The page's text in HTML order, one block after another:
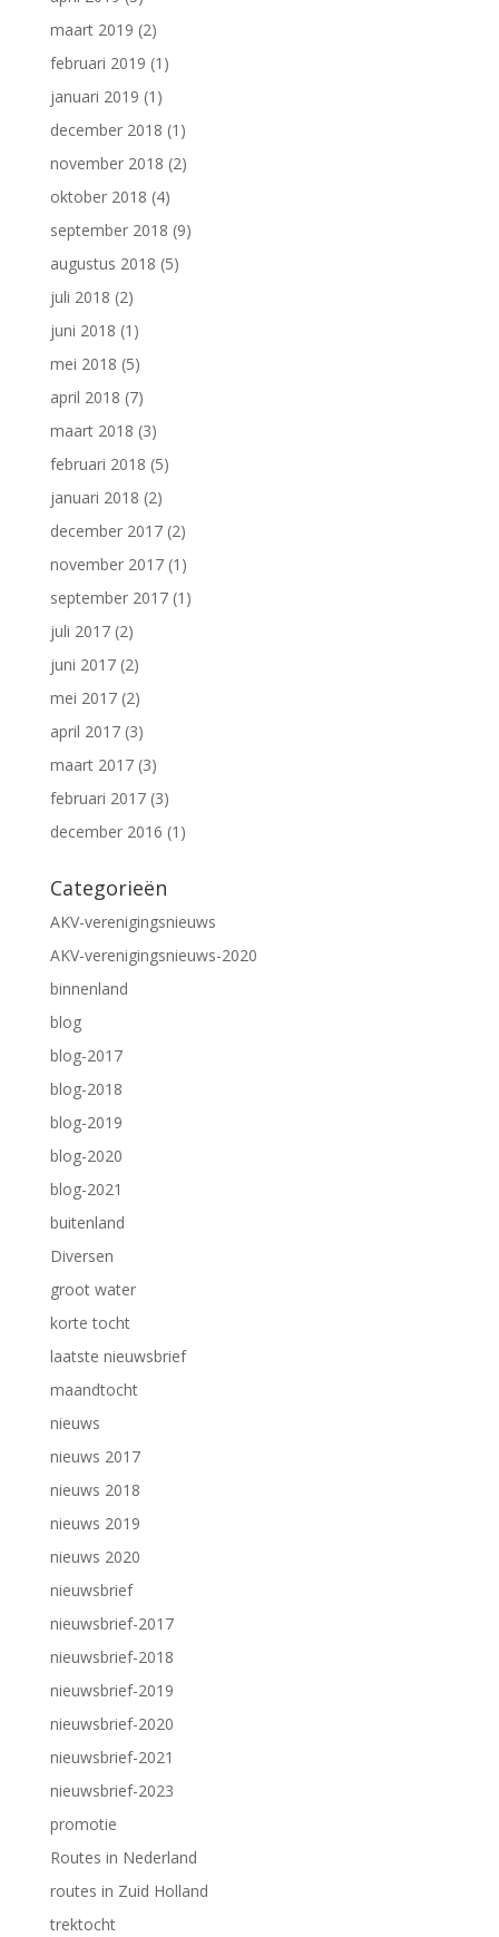
maart 2019 (2)
februari 2019 (1)
januari 2019 (1)
december 2018 (1)
november 2018 (2)
oktober 2018 (4)
september 2018 (9)
augustus 2018 (5)
juli 2018 (2)
juni 2018 (1)
mei 2018 (5)
april 2018 (7)
maart 2018 (3)
februari 2018 (5)
januari 2018 (2)
december 2017(2)
november 2017(1)
september 2017(1)
juli 2017(2)
juni 2017(2)
mei 2017(2)
april 2017(3)
maart 2017(3)
februari 2017(3)
december 2016 (1)
Categorieën
AKV-verenigingsnieuws
AKV-verenigingsnieuws-2020
binnenland
blog
blog-2017
blog-2018
blog-2019
blog-2020
blog-2021
buitenland
Diversen
groot water
korte tocht
laatste nieuwsbrief
maandtocht
nieuws
nieuws 2017
nieuws 2018
nieuws 2019
nieuws 2020
nieuwsbrief
nieuwsbrief-2017
nieuwsbrief-2018
nieuwsbrief-2019
nieuwsbrief-2020
nieuwsbrief-2021
nieuwsbrief-2023
promotie
Routes in Nederland
routes in Zuid Holland
trektocht